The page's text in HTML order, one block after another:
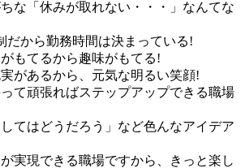
な「休みが取れない・・・」なんてな
だから勤務時間は決まっている!
もてるから趣味がもてる!
があるから、元気な明るい笑顔!
て頑張ればステップアップできる職場
てはどうだろう」など色んなアイデア
実現できる職場ですから、きっと楽し